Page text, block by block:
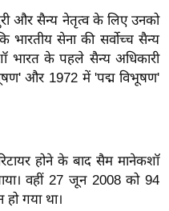
और सैन्य नेतृत्व के लिए उनको
भारतीय सेना की सर्वोच्च सैन्य
भारत के पहले सैन्य अधिकारी
और 1972 में 'पद्म विभूषण'
होने के बाद सैम मानेकशॉ
वहीं 27 जून 2008 को 94
गया था।